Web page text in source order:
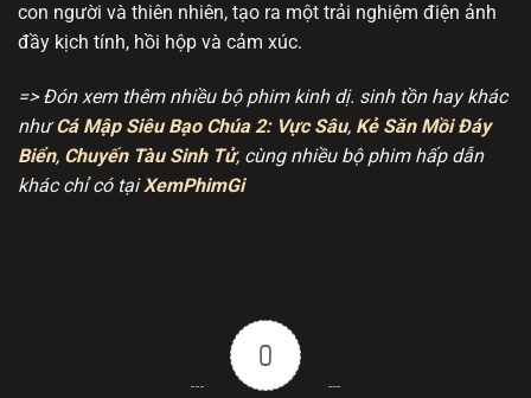
con người và thiên nhiên, tạo ra một trải nghiệm điện ảnh
đầy kịch tính, hồi hộp và cảm xúc.
=> Đón xem thêm nhiều bộ phim kinh dị. sinh tồn hay khác
nhưCá Mập Siêu Bạo Chúa 2: Vực Sâu, Kẻ Săn Mồi Đáy
Biển, Chuyến Tàu Sinh Tử, cùng nhiều bộ phim hấp dẫn
khác chỉ có tạiXemPhimGi
0